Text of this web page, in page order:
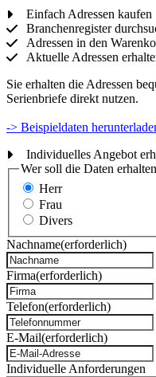
Einfach Adressen kaufen
Branchenregister
Adressen in den
Aktuelle Adressen
Sie erhalten die Adressen
Serienbriefe direkt nutzen.
-> Beispieldaten
Individuelles Angebot
Wer soll die Daten
Herr
Frau
Divers
Nachname(erforderlich)
Firma(erforderlich)
Telefon(erforderlich)
E-Mail(erforderlich)
Individuelle Anforderungen